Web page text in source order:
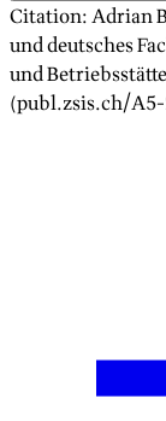
Citation:Adrian
und deutsches
und
(publ.zsis.ch/A5-